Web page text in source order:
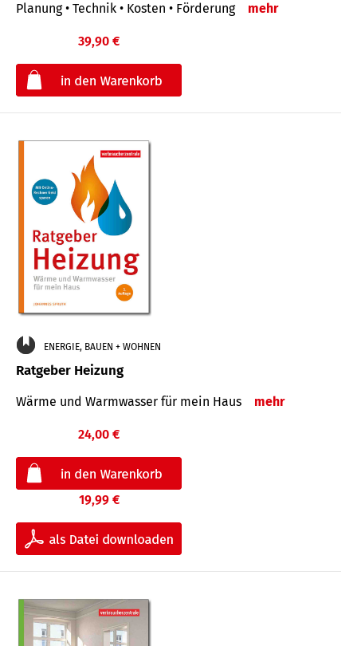
Planung • Technik • Kosten • Förderung mehr
39,90 €
ENERGIE, BAUEN + WOHNEN
Ratgeber Heizung
Wärme und Warmwasser für mein Haus mehr
24,00 €
19,99 €